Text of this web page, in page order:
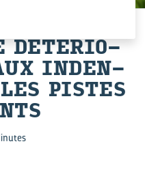
DÉ­TÉ­RIO­
IN­DEN­
PISTES